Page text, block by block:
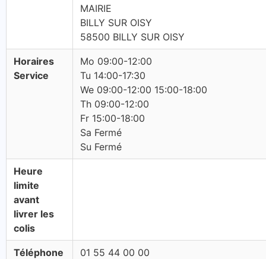
MAIRIE
BILLY SUR OISY
58500 BILLY SUR OISY
Horaires
Service
Mo 09:00-12:00
Tu 14:00-17:30
We 09:00-12:00 15:00-18:00
Th 09:00-12:00
Fr 15:00-18:00
Sa Fermé
Su Fermé
Heure
limite
avant
livrer les
colis
Téléphone 01 55 44 00 00